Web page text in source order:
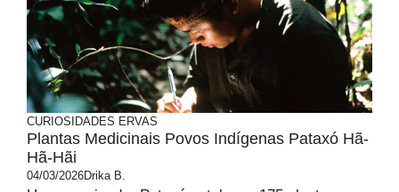
CURIOSIDADES ERVAS
Plantas Medicinais Povos Indígenas Pataxó Hã-
Hã-Hãi
04/03/2026Drika B.